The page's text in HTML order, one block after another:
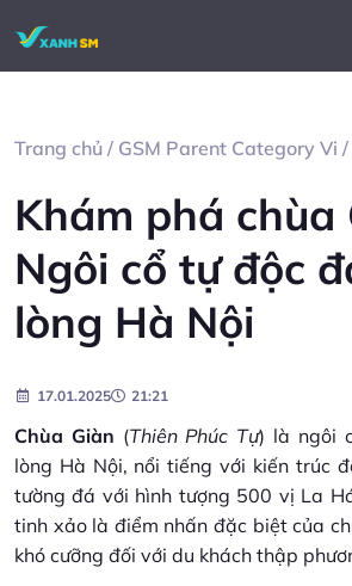
Trang chủ / GSM Parent Category Vi /
Khám phá chùa
Ngôi cổ tự độc
lòng Hà Nội
17.01.2025 21:21
Chùa Giàn (Thiên Phúc Tự) là ngôi
lòng Hà Nội, nổi tiếng với kiến trúc
tường đá với hình tượng 500 vị La
tinh xảo là điểm nhấn đặc biệt của
khó cưỡng đối với du khách thập